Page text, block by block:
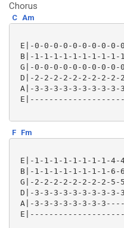
Chorus
C Am
E|-0-0-0-0-0-0-0-0-0-
B|-1-1-1-1-1-1-1-1-1-
G|-0-0-0-0-0-0-0-0-
D|-2-2-2-2-2-2-2-2-
A|-3-3-3-3-3-3-3-3-3-
F Fm
E|-1-1-1-1-1-1-1-1-4-
B|-1-1-1-1-1-1-1-1-6-
G|-2-2-2-2-2-2-2-2-5-
D|-3-3-3-3-3-3-3-3-3-
A|-3-3-3-3-3-3-3-